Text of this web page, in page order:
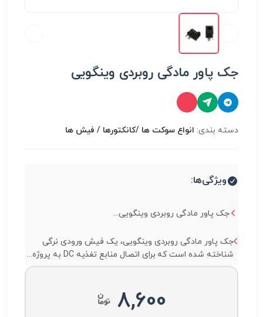
جک پاور مادگی روبردی وینگویی
دسته بندی: انواع سوكت ها /کانکتورها / فیش ها
ویژگی‌ها:
جک پاور مادگی روبردی وینگویی...
جک پاور مادگی روبردی وینگویی، یک فیش ورودی نرگی
شناخته شده است که برای اتصال منابع تغذیه DC به پروژه...
8,600